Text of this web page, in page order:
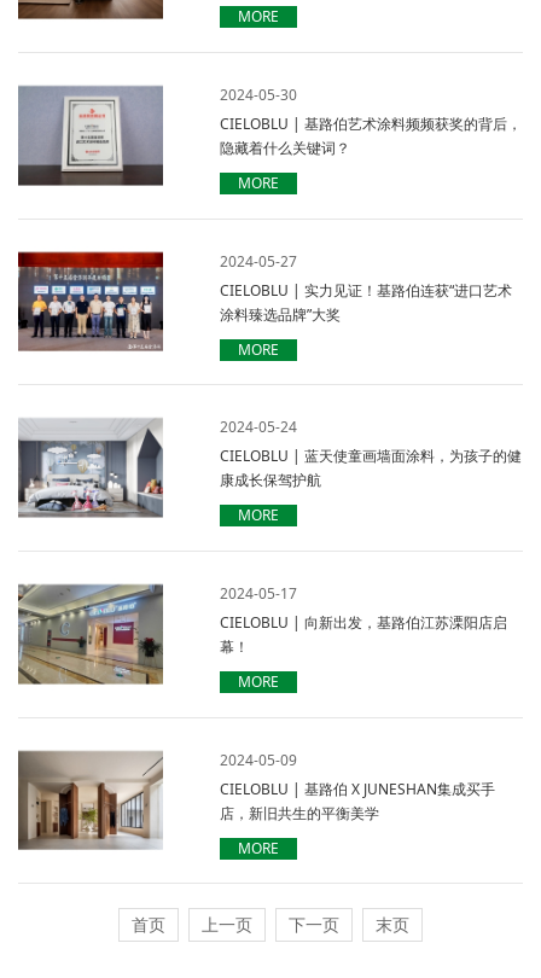
MORE
2024-05-30
CIELOBLU | 基路伯艺术涂料频频获奖的背后，
隐藏着什么关键词？
MORE
2024-05-27
CIELOBLU | 实力见证！基路伯连获“进口艺术
涂料臻选品牌”大奖
MORE
2024-05-24
CIELOBLU | 蓝天使童画墙面涂料，为孩子的健
康成长保驾护航
MORE
2024-05-17
CIELOBLU | 向新出发，基路伯江苏溧阳店启
幕！
MORE
2024-05-09
CIELOBLU | 基路伯 X JUNESHAN集成买手
店，新旧共生的平衡美学
MORE
首页 上一页 下一页 末页